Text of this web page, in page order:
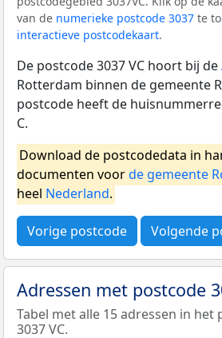
van de numerieke postcode 3037 te
interactieve postcodekaart.
De postcode 3037 VC hoort bij de
Rotterdam binnen de gemeente
postcode heeft de
C.
Download de postcodedata in
documenten voorde gemeente
heel Nederland.
Vorige postcode Volgende
Adressen met postcode
Tabel met alle 15 adressen in het
3037 VC.